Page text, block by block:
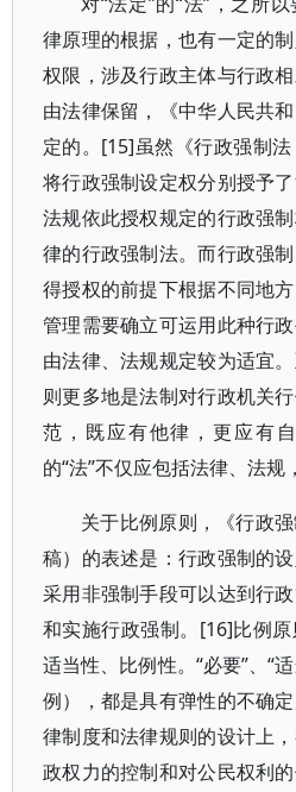
律原理的根据，也有一定的
权限，涉及行政主体与行政
由法律保留，《中华人民共
定的。[15]虽然《行政强制法
将行政强制设定权分别授予了
法规依此授权规定的行政强
律的行政强制法。而行政强
得授权的前提下根据不同地
管理需要确立可运用此种行
由法律、法规规定较为适宜
则更多地是法制对行政机关
范，既应有他律，更应有
的“法”不仅应包括法律、法规
关于比例原则，《行政
稿）的表述是：行政强制的
采用非强制手段可以达到行
和实施行政强制。[16]比例原
适当性、比例性。“必要”、“
例），都是具有弹性的不确
律制度和法律规则的设计上
政权力的控制和对公民权利